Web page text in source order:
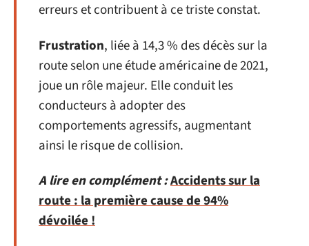
erreurs et contribuent à ce triste constat.
Frustration, liée à 14,3 % des décès sur la
route selon une étude américaine de 2021,
joue un rôle majeur. Elle conduit les
conducteurs à adopter des
comportements agressifs, augmentant
ainsi le risque de collision.
A lire en complément :Accidents sur la
route : la première cause de 94%
dévoilée !